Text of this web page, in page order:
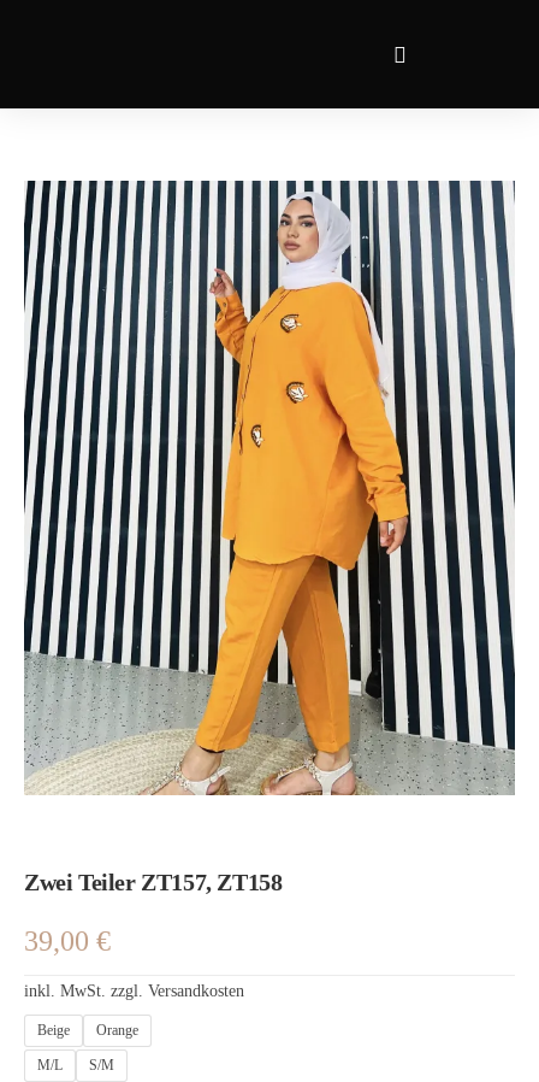
Zwei Teiler ZT157, ZT158
39,00 €
inkl. MwSt. zzgl. Versandkosten
Beige Orange
M/L S/M